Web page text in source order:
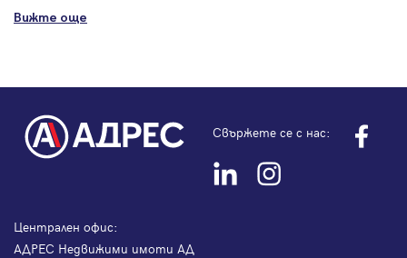
Вижте още
Свържете се с нас:
Централен офис:
АДРЕС Недвижими имоти АД